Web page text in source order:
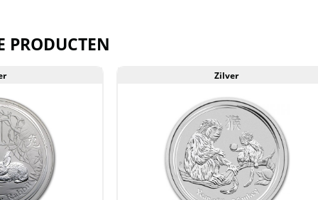
57.348)
32.983)
39.727)
PRODUCTEN
Zilver